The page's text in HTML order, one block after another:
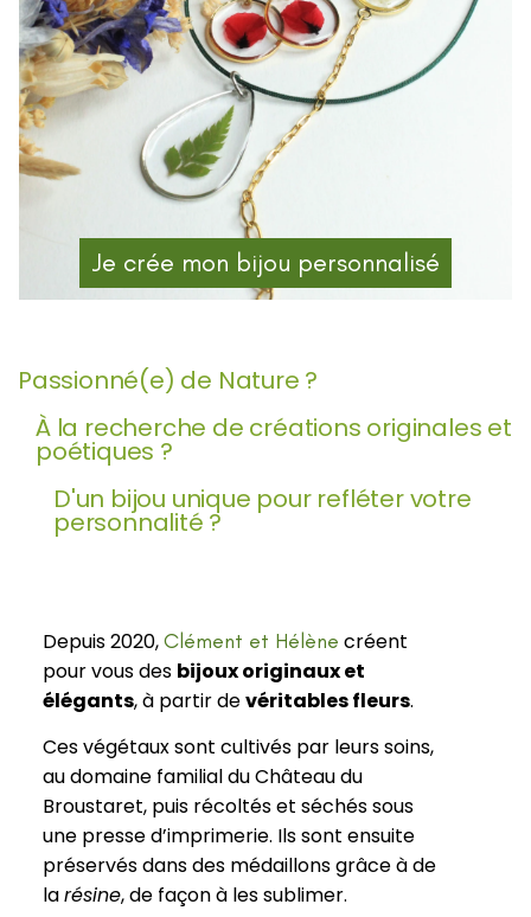
Je crée mon bijou personnalisé
Passionné(e) de Nature ?
À la recherche de créations originales et
poétiques ?
D'un bijou unique pour refléter votre
personnalité ?
Depuis 2020,Clément et Hélène créent
pour vous des bijoux originaux et
élégants, à partir devéritables fleurs.
Ces végétaux sont cultivés par leurs soins,
au domaine familial du Château du
Broustaret, puis récoltés et séchés sous
une presse d’imprimerie. Ils sont ensuite
préservés dans des médaillons grâce à de
larésine, de façon à les sublimer.